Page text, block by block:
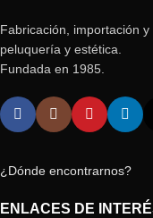
Fabricación, importación
peluquería y estética.
Fundada en 1985.
¿Dónde encontrarnos?
ENLACES DE